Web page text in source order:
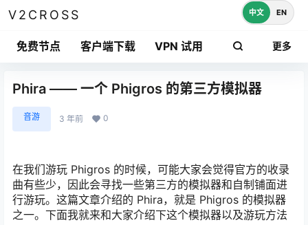
V2CROSS
免费节点 客户端下载 VPN 试用 更多
中文 EN
Phira —— 一个 Phigros 的第三方模拟器
音游 3 年前 0
在我们游玩 Phigros 的时候，可能大家会觉得官方的收录
曲有些少，因此会寻找一些第三方的模拟器和自制铺面进
行游玩。这篇文章介绍的 Phira，就是 Phigros 的模拟器
之一。下面我就来和大家介绍下这个模拟器以及游玩方法